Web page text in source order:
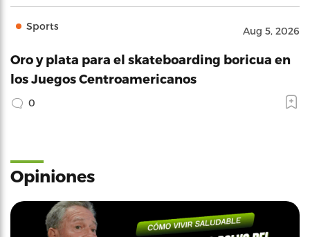
Sports Aug 5, 2026
Oro y plata para el skateboarding boricua en
los Juegos Centroamericanos
0
Opiniones